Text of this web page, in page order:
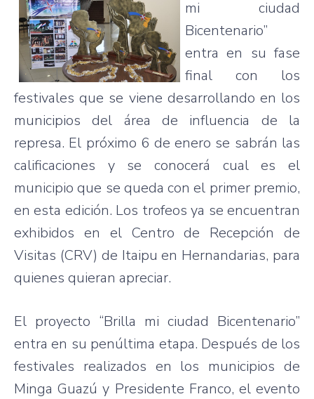
mi ciudad
Bicentenario”
entra en su fase
final con los
festivales que se viene desarrollando en los
municipios del área de influencia de la
represa. El próximo 6 de enero se sabrán las
calificaciones y se conocerá cual es el
municipio que se queda con el primer premio,
enesta edición. Los trofeos ya seencuentran
exhibidos en el Centro de Recepción de
Visitas (CRV) de Itaipu en Hernandarias, para
quienes quieran apreciar.
El proyecto “Brilla mi ciudad Bicentenario”
entra en su penúltima etapa. Después de los
festivales realizados en los municipios de
Minga Guazú y Presidente Franco, elevento